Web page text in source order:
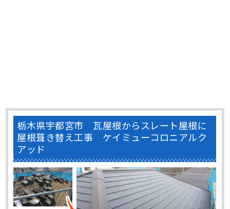
栃木県宇都宮市 瓦屋根からスレート屋根に
屋根葺き替え工事 ケイミューコロニアルク
アッド